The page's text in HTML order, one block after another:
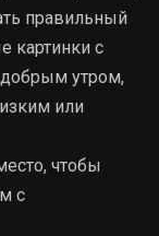
правильный
картинки с
утром,
или
чтобы
с